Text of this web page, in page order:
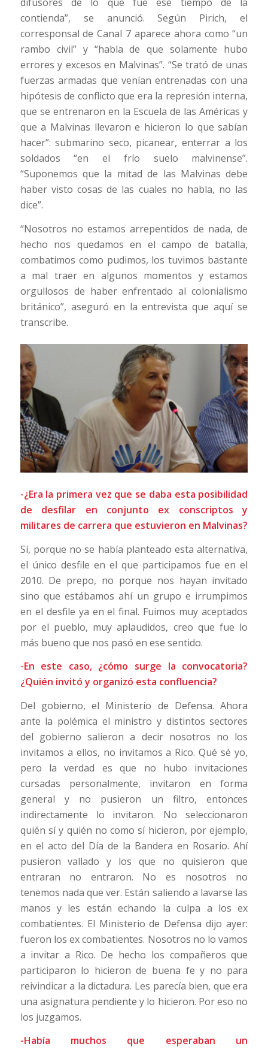
contienda”, se anunció. Según Pirich, el
corresponsal de Canal 7 aparece ahora como “un
rambo civil” y “habla de que solamente hubo
errores y excesos en Malvinas”. “Se trató de unas
fuerzas armadas que venían entrenadas con una
hipótesis de conflicto que era la represión interna,
que se entrenaron en la Escuela de las Américas y
que a Malvinas llevaron e hicieron lo que sabían
hacer”: submarino seco, picanear, enterrar a los
soldados “en el frío suelo malvinense”.
“Suponemos que la mitad de las Malvinas debe
haber visto cosas de las cuales no habla, no las
dice”.
“Nosotros no estamos arrepentidos de nada, de
hecho nos quedamos en el campo de batalla,
combatimos como pudimos, los tuvimos bastante
a mal traer en algunos momentos y estamos
orgullosos de haber enfrentado al colonialismo
británico”, aseguró en la entrevista que aquí se
transcribe.
-¿Era la primera vez que se daba esta posibilidad
de desfilar en conjunto ex conscriptos y
militares de carrera que estuvieron en Malvinas?
Sí, porque no se había planteado esta alternativa,
el único desfile en el que participamos fue en el
2010. De prepo, no porque nos hayan invitado
sino que estábamos ahí un grupo e irrumpimos
en el desfile ya en el final. Fuimos muy aceptados
por el pueblo, muy aplaudidos, creo que fue lo
más bueno que nos pasó en ese sentido.
-En este caso, ¿cómo surge la convocatoria?
¿Quién invitó y organizó esta confluencia?
Del gobierno, el Ministerio de Defensa. Ahora
ante la polémica el ministro y distintos sectores
del gobierno salieron a decir nosotros no los
invitamos a ellos, no invitamos a Rico. Qué sé yo,
pero la verdad es que no hubo invitaciones
cursadas personalmente, invitaron en forma
general y no pusieron un filtro, entonces
indirectamente lo invitaron. No seleccionaron
quién sí y quién no como sí hicieron, por ejemplo,
en el acto del Día de la Bandera en Rosario. Ahí
pusieron vallado y los que no quisieron que
entraran no entraron. No es nosotros no
tenemos nada que ver. Están saliendo a lavarse las
manos y les están echando la culpa a los ex
combatientes. El Ministerio de Defensa dijo ayer:
fueron los ex combatientes. Nosotros no lo vamos
a invitar a Rico. De hecho los compañeros que
participaron lo hicieron de buena fe y no para
reivindicar a la dictadura. Les parecía bien, que era
una asignatura pendiente y lo hicieron. Por eso no
los juzgamos.
-Había muchos que esperaban un